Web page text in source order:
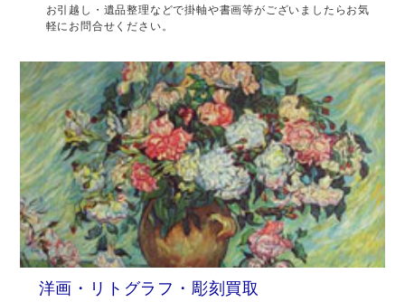
お引越し・遺品整理などで掛軸や書画等がございましたらお気
軽にお問合せください。
洋画・リトグラフ・彫刻買取